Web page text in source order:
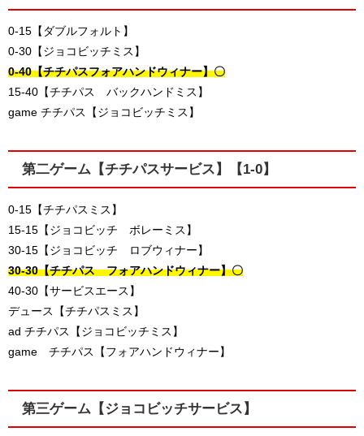
0-15【ダブルフォルト】
0-30【ジョコビッチミス】
0-40【チチパスフォアハンドウィナー】〇
15-40【チチパス バックハンドミス】
game チチパス【ジョコビッチミス】
第二ゲーム【チチパスサービス】【1-0】
0-15【チチパスミス】
15-15【ジョコビッチ ボレーミス】
30-15【ジョコビッチ ロブウィナー】
30-30【チチパス フォアハンドウィナー】〇
40-30【サービスエース】
デュース【チチパスミス】
ad チチパス【ジョコビッチミス】
game チチパス【フォアハンドウィナー】
第三ゲーム【ジョコビッチサービス】